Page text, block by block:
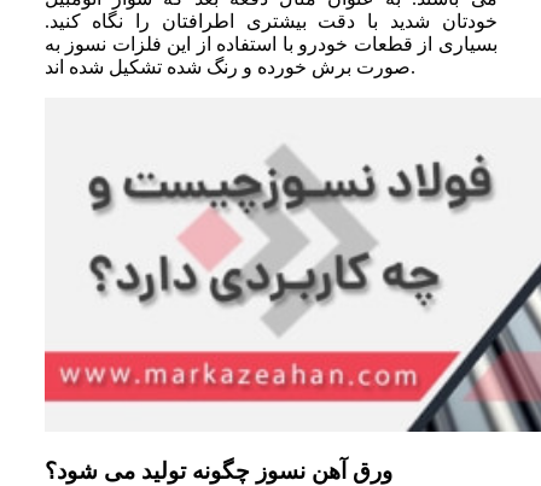
خودتان شدید با دقت بیشتری اطرافتان را نگاه کنید.
بسیاری از قطعات خودرو با استفاده از این فلزات نسوز به
‌صورت برش خورده و رنگ‌ شده تشکیل شده‌ اند.
ورق آهن نسوز چگونه تولید می ‌شود؟